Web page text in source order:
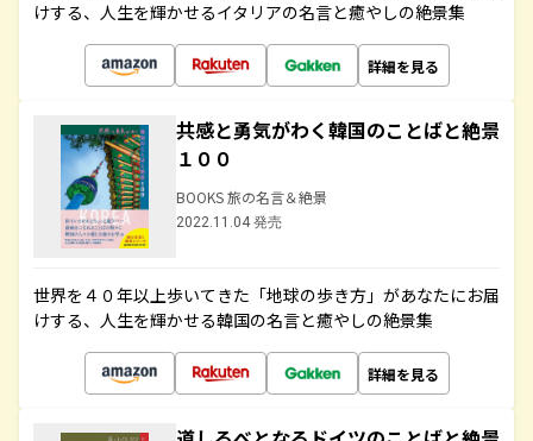
けする、人生を輝かせるイタリアの名言と癒やしの絶景集
詳細を見る
共感と勇気がわく韓国のことばと絶景
１００
BOOKS 旅の名言＆絶景
2022.11.04 発売
世界を４０年以上歩いてきた「地球の歩き方」があなたにお届
けする、人生を輝かせる韓国の名言と癒やしの絶景集
詳細を見る